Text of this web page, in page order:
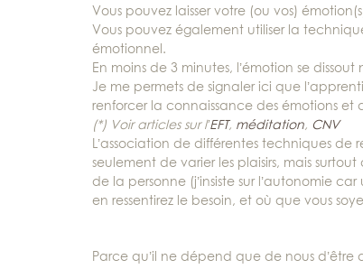
Vous pouvez laisser votre (ou vos)
Vous pouvez également utiliser la
émotionnel.
En moins de 3 minutes, l’émotion se
Je me permets de signaler ici que
renforcer la connaissance des émotions et
(*) Voir articles sur l’EFT, méditation, CNV
L’association de différentes techniques
seulement de varier les plaisirs, mais
de la personne (j’insiste sur l’autonomie
en ressentirez le besoin, et où que vous
Parce qu’il ne dépend que de nous